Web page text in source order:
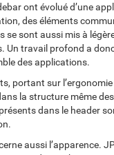
ont évolué d’une
des éléments
se sont aussi mis à
Un travail profond a
des applications.
portant sur
la structure même
dans le header
aussi l’apparence.